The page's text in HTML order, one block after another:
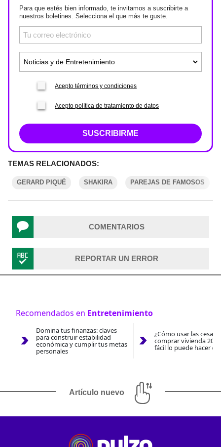
Para que estés bien informado, te invitamos a suscribirte a
nuestros boletines. Selecciona el que más te guste.
Acepto términos y condiciones
Acepto política de tratamiento de datos
SUSCRIBIRME
TEMAS RELACIONADOS:
GERARD PIQUÉ SHAKIRA PAREJAS DE FAMOSOS
COMENTARIOS
REPORTAR UN ERROR
Recomendados en Entretenimiento
Domina tus finanzas: claves
para construir estabilidad
económica y cumplir tus metas
personales
¿Cómo usar las
comprar vivienda
fácil lo puede hacer
Artículo nuevo